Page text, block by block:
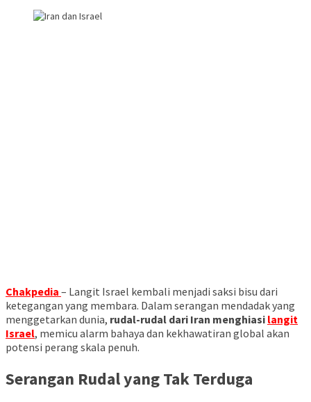
Chakpedia – Langit Israel kembali menjadi saksi bisu dari
ketegangan yang membara. Dalam serangan mendadak yang
menggetarkan dunia, rudal-rudal dari Iran menghiasi langit
Israel, memicu alarm bahaya dan kekhawatiran global akan
potensi perang skala penuh.
Serangan Rudal yang Tak Terduga